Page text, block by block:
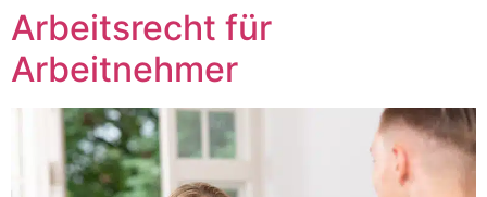
Arbeitsrecht für
Arbeitnehmer